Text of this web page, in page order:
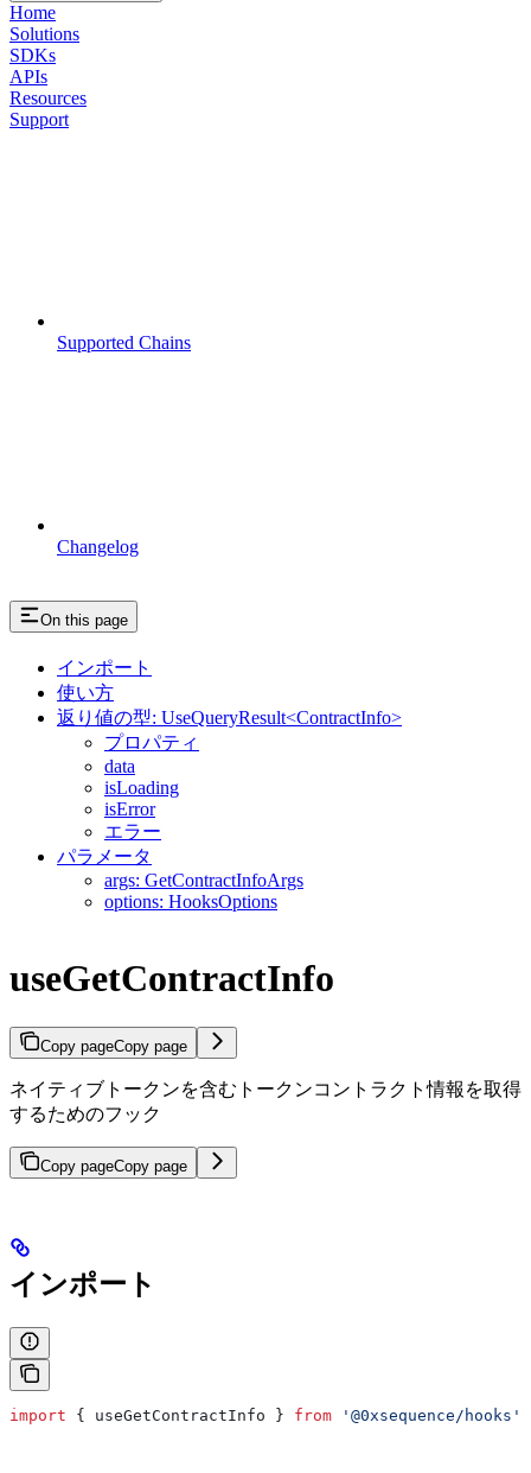
Home
Solutions
SDKs
APIs
Resources
Support
Supported Chains
Changelog
On this page
インポート
使い方
返り値の型: UseQueryResult<ContractInfo>
プロパティ
data
isLoading
isError
エラー
パラメータ
args: GetContractInfoArgs
options: HooksOptions
useGetContractInfo
Copy pageCopy page
ネイティブトークンを含むトークンコントラクト情報を取得
するためのフック
Copy pageCopy page
インポート
import { useGetContractInfo } from '@0xsequence/hooks'